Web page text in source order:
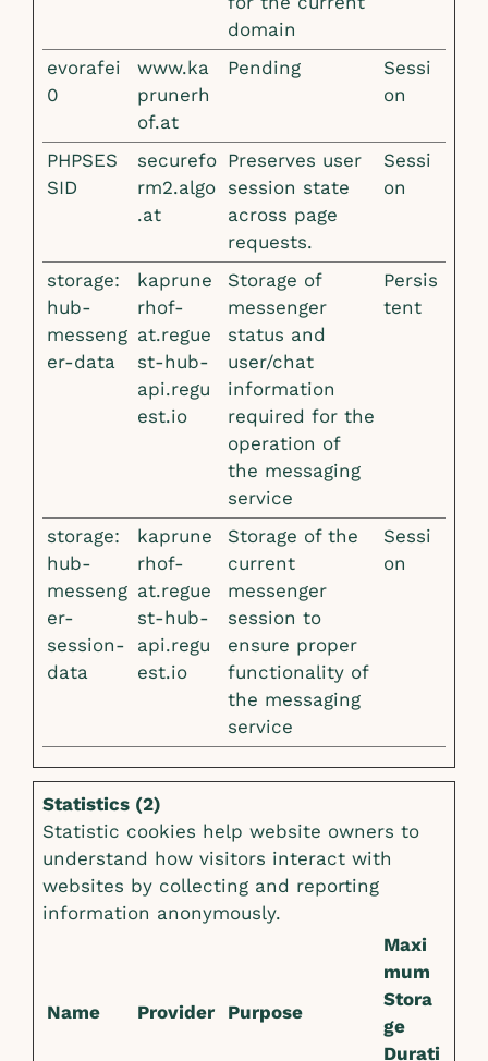
domain
evorafei
0
www.ka
prunerh
of.at
Pending
Sessi
on
PHPSES
SID
securefo
rm2.algo
.at
Preserves user
session state
across page
requests.
Sessi
on
storage:
hub-
messeng
er-data
kaprune
rhof-
at.regue
st-hub-
api.regu
est.io
Storage of
messenger
status and
user/chat
information
required for the
operation of
the messaging
service
Persis
tent
storage:
hub-
messeng
er-
session-
data
kaprune
rhof-
at.regue
st-hub-
api.regu
est.io
Storage of the
current
messenger
session to
ensure proper
functionality of
the messaging
service
Sessi
on
Statistics (2)
Statistic cookies help website owners to
understand how visitors interact with
websites by collecting and reporting
information anonymously.
Name Provider Purpose
Maxi
mum
Stora
ge
Durati